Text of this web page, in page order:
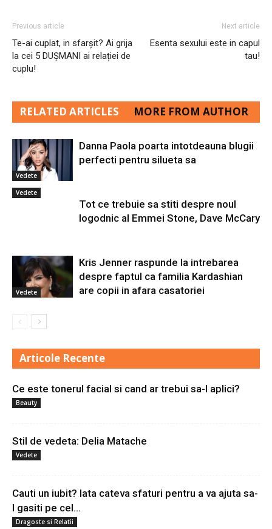
Previous article
Te-ai cuplat, in sfarșit? Ai grija
la cei 5 DUȘMANI ai relației de
cuplu!
Next article
Esenta sexului este in capul
tau!
RELATED ARTICLES MORE FROM AUTHOR
Vedete
Danna Paola poarta intotdeauna blugii
perfecti pentru silueta sa
Vedete
Tot ce trebuie sa stiti despre noul
logodnic al Emmei Stone, Dave McCary
Vedete
Kris Jenner raspunde la intrebarea
despre faptul ca familia Kardashian
are copii in afara casatoriei
Articole Recente
Ce este tonerul facial si cand ar trebui sa-l aplici?
Beauty
Stil de vedeta: Delia Matache
Vedete
Cauti un iubit? Iata cateva sfaturi pentru a va ajuta sa-
l gasiti pe cel...
Dragoste si Relatii